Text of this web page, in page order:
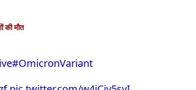
की मौत
#OmicronVariant